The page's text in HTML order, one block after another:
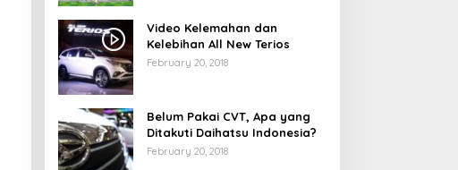
Video Kelemahan dan
Kelebihan All New Terios
February 20, 2018
Belum Pakai CVT, Apa yang
Ditakuti Daihatsu Indonesia?
February 20, 2018